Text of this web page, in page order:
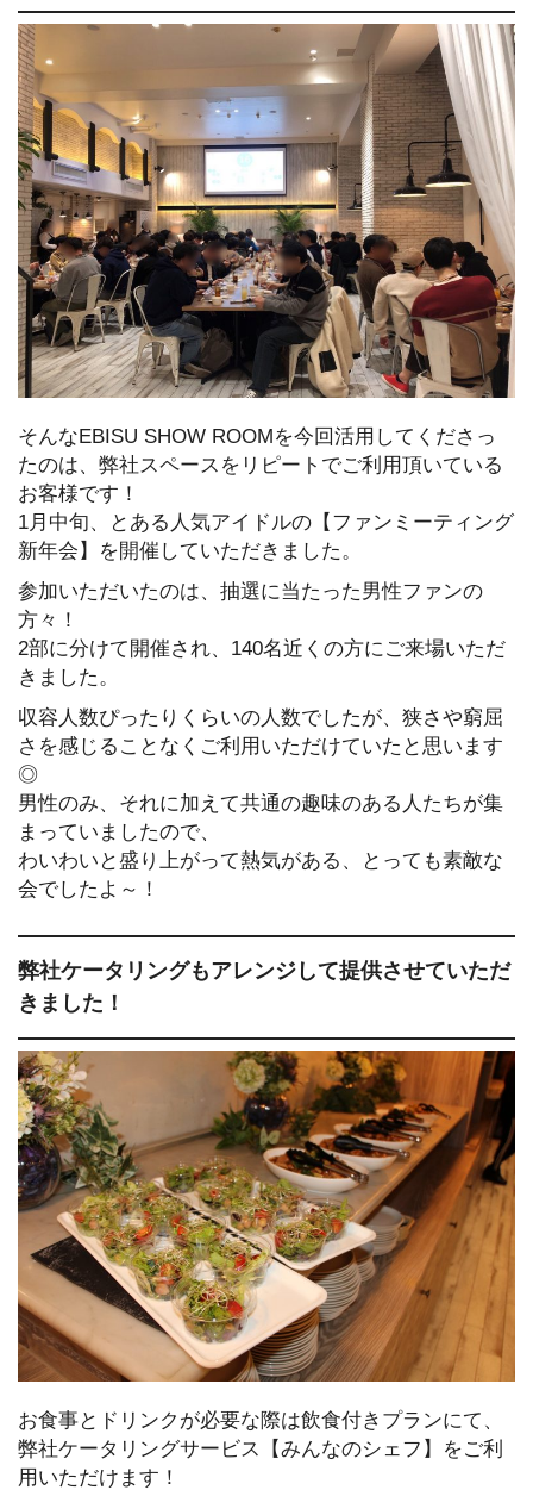
そんなEBISU SHOW ROOMを今回活用してくださっ
たのは、弊社スペースをリピートでご利用頂いている
お客様です！
1月中旬、とある人気アイドルの【ファンミーティング
新年会】を開催していただきました。
参加いただいたのは、抽選に当たった男性ファンの
方々！
2部に分けて開催され、140名近くの方にご来場いただ
きました。
収容人数ぴったりくらいの人数でしたが、狭さや窮屈
さを感じることなくご利用いただけていたと思います
◎
男性のみ、それに加えて共通の趣味のある人たちが集
まっていましたので、
わいわいと盛り上がって熱気がある、とっても素敵な
会でしたよ～！
弊社ケータリングもアレンジして提供させていただ
きました！
お食事とドリンクが必要な際は飲食付きプランにて、
弊社ケータリングサービス【みんなのシェフ】をご利
用いただけます！